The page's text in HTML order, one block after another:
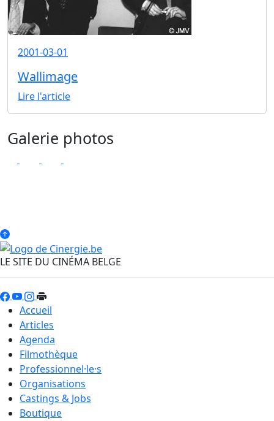
2001-03-01
Wallimage
Lire l'article
Galerie photos
LE SITE DU CINÉMA BELGE
Accueil
Articles
Agenda
Filmothèque
Professionnel·le·s
Organisations
Castings & Jobs
Boutique